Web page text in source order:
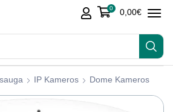
0 0,00€
IP Kameros Dome Kameros